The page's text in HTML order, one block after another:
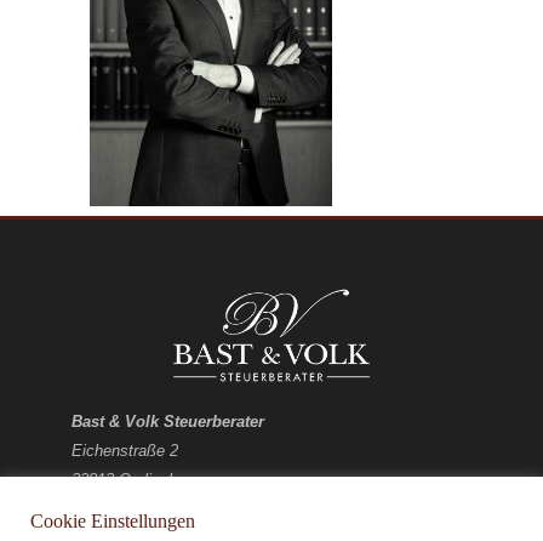
Bast & Volk Steuerberater
Eichenstraße 2
33813 Oerlinghausen
Cookie Einstellungen